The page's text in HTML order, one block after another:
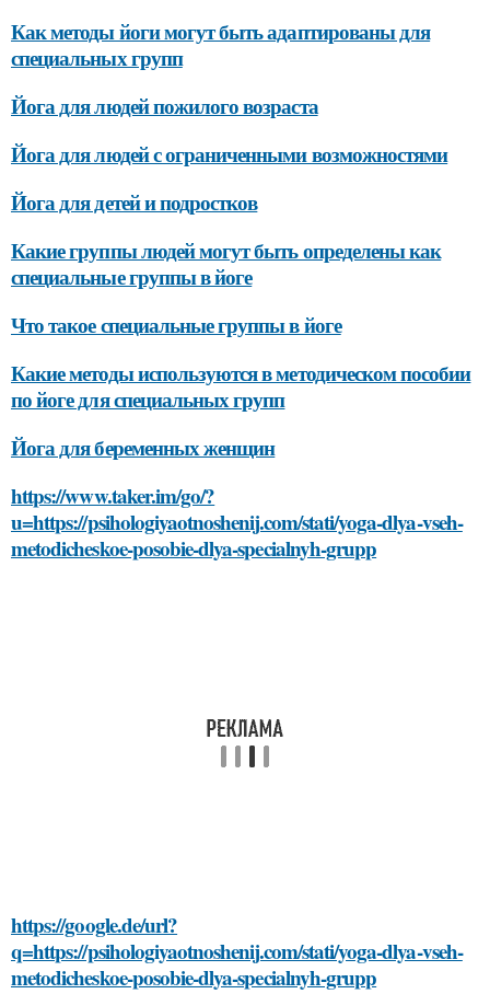
Как методы йоги могут быть адаптированы для
специальных групп
Йога для людей пожилого возраста
Йога для людей с ограниченными возможностями
Йога для детей и подростков
Какие группы людей могут быть определены как
специальные группы в йоге
Что такое специальные группы в йоге
Какие методы используются в методическом пособии
по йоге для специальных групп
Йога для беременных женщин
https://www.taker.im/go/?
u=https://psihologiyaotnoshenij.com/stati/yoga-dlya-vseh-
metodicheskoe-posobie-dlya-specialnyh-grupp
https://google.de/url?
q=https://psihologiyaotnoshenij.com/stati/yoga-dlya-vseh-
metodicheskoe-posobie-dlya-specialnyh-grupp